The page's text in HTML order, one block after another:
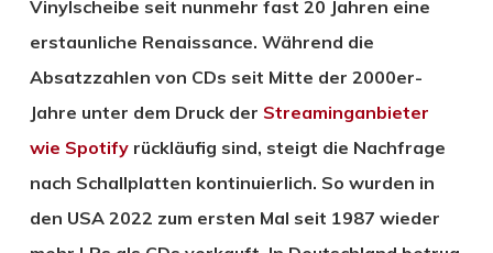
Vinylscheibe seit nunmehr fast 20 Jahren eine
erstaunliche Renaissance. Während die
Absatzzahlen von CDs seit Mitte der 2000er-
Jahre unter dem Druck der Streaminganbieter
wie Spotifyrückläufig sind, steigt die Nachfrage
nach Schallplatten kontinuierlich. So wurden in
den USA 2022 zum ersten Mal seit 1987 wieder